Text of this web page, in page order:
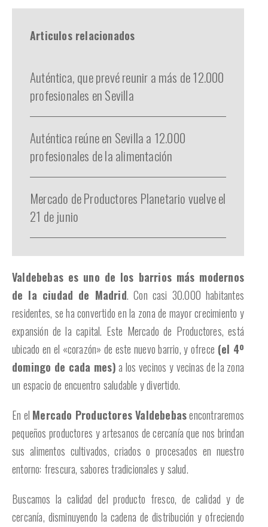
Articulos relacionados
Auténtica, que prevé reunir a más de 12.000
profesionales en Sevilla
Auténtica reúne en Sevilla a 12.000
profesionales de la alimentación
Mercado de Productores Planetario vuelve el
21 de junio
Valdebebas es uno de los barrios más modernos
de la ciudad de Madrid. Con casi 30.000 habitantes
residentes, se ha convertido en la zona de mayor crecimiento y
expansión de la capital. Este Mercado de Productores, está
ubicado en el «corazón» de este nuevo barrio, y ofrece (el 4º
domingo de cada mes)a los vecinos y vecinas de la zona
un espacio de encuentro saludable y divertido.
En el Mercado Productores Valdebebasencontraremos
pequeños productores y artesanos de cercanía que nos brindan
sus alimentos cultivados, criados o procesados en nuestro
entorno: frescura, sabores tradicionales y salud.
Buscamos la calidad del producto fresco, de calidad y de
cercanía, disminuyendo la cadena de distribución y ofreciendo